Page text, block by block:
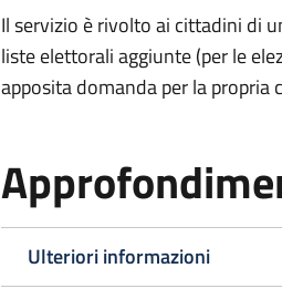
Il servizio è rivolto ai cittadini di
liste elettorali aggiunte (per le
apposita domanda per la propria
Ulteriori informazioni